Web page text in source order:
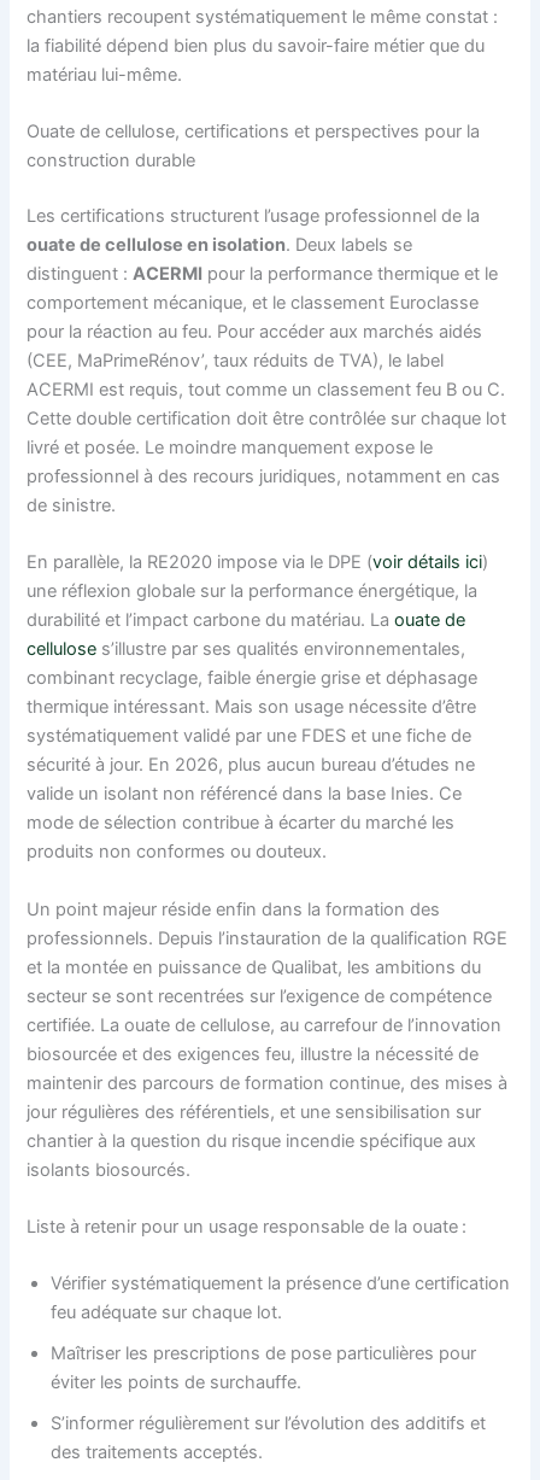
chantiers recoupent systématiquement le même constat :
la fiabilité dépend bien plus du savoir-faire métier que du
matériau lui-même.
Ouate de cellulose, certifications et perspectives pour la
construction durable
Les certifications structurent l’usage professionnel de la
ouate de cellulose en isolation. Deux labels se
distinguent :ACERMI pour la performance thermique et le
comportement mécanique, et le classement Euroclasse
pour la réaction au feu. Pour accéder aux marchés aidés
(CEE, MaPrimeRénov’, taux réduits de TVA), le label
ACERMI est requis, tout comme un classement feu B ou C.
Cette double certification doit être contrôlée sur chaque lot
livré et posée. Le moindre manquement expose le
professionnel à des recours juridiques, notamment en cas
de sinistre.
En parallèle, la RE2020 impose via le DPE (voir détails ici)
une réflexion globale sur la performance énergétique, la
durabilité et l’impact carbone du matériau. Laouate de
cellulose s’illustre par ses qualités environnementales,
combinant recyclage, faible énergie grise et déphasage
thermique intéressant. Mais son usage nécessite d’être
systématiquement validé par une FDES et une fiche de
sécurité à jour. En 2026, plus aucun bureau d’études ne
valide un isolant non référencé dans la base Inies. Ce
mode de sélection contribue à écarter du marché les
produits non conformes ou douteux.
Un point majeur réside enfin dans la formation des
professionnels. Depuis l’instauration de la qualification RGE
et la montée en puissance de Qualibat, les ambitions du
secteur se sont recentrées sur l’exigence de compétence
certifiée. La ouate de cellulose, au carrefour de l’innovation
biosourcée et des exigences feu, illustre la nécessité de
maintenir des parcours de formation continue, des mises à
jour régulières des référentiels, et une sensibilisation sur
chantier à la question du risque incendie spécifique aux
isolants biosourcés.
Liste à retenir pour un usage responsable de la ouate :
Vérifier systématiquement la présence d’une certification
feu adéquate sur chaque lot.
Maîtriser les prescriptions de pose particulières pour
éviter les points de surchauffe.
S’informer régulièrement sur l’évolution des additifs et
des traitements acceptés.